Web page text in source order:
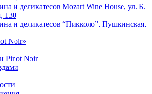
и деликатесов Mozart Wine House, ул. Б.
130
и деликатесов “Пикколо”, Пушкинская,
Noir»
Pinot Noir